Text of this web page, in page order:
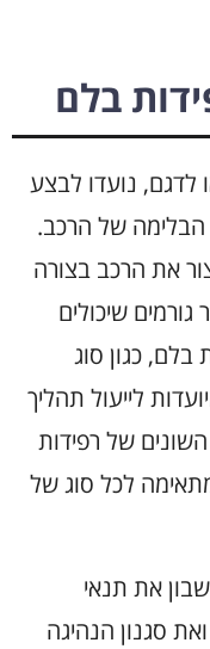
בלם
לדגם, נועדו לבצע
הבלימה של הרכב.
את הרכב בצורה
שיכולים
כגון סוג
לייעול תהליך
של רפידות
לכל סוג של
את תנאי
סגנון הנהיגה